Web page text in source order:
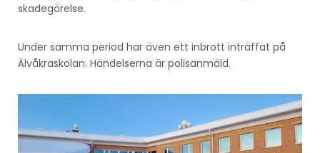
skadegörelse.
Under samma period har även ett inbrott inträffat på
Älvåkraskolan. Händelserna är polisanmäld.